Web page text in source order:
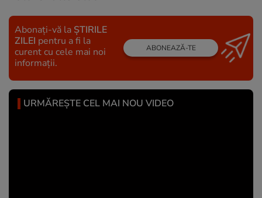
Abonați-vă la ȘTIRILE
ZILEI pentru a fi la
curent cu cele mai noi
informații.
ABONEAZĂ-TE
URMĂREȘTE CEL MAI NOU VIDEO